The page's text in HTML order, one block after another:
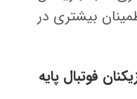
بیشتری در